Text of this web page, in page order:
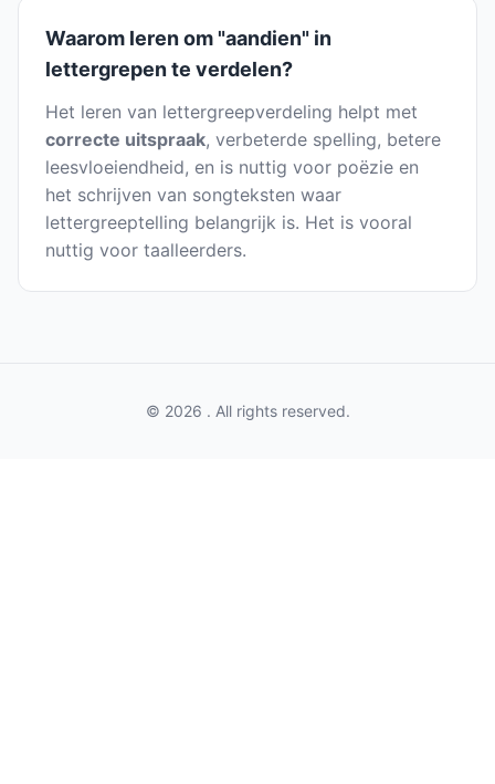
Waarom leren om "aandien" in
lettergrepen te verdelen?
Het leren van lettergreepverdeling helpt met
correcte uitspraak, verbeterde spelling, betere
leesvloeiendheid, en is nuttig voor poëzie en
het schrijven van songteksten waar
lettergreeptelling belangrijk is. Het is vooral
nuttig voor taalleerders.
© 2026 . All rights reserved.